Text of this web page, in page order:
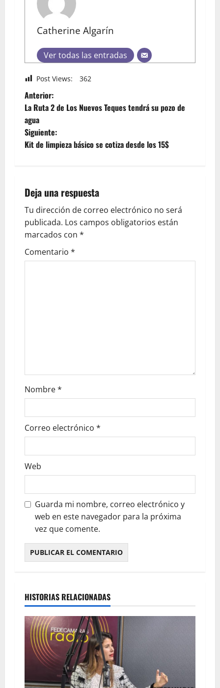
Catherine Algarín
Ver todas las entradas
Post Views: 362
Anterior:
La Ruta 2 de Los Nuevos Teques tendrá su pozo de
agua
Siguiente:
Kit de limpieza básico se cotiza desde los 15$
Deja una respuesta
Tu dirección de correo electrónico no será
publicada. Los campos obligatorios están
marcados con *
Comentario *
Nombre*
Correo electrónico *
Web
Guarda mi nombre, correo electrónico y
web en este navegador para la próxima
vez que comente.
HISTORIAS RELACIONADAS